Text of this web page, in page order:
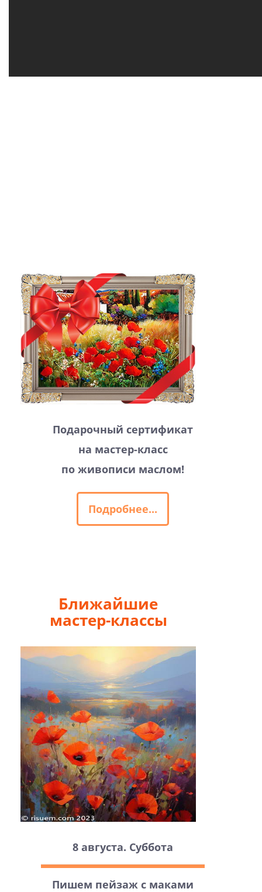
Подарочный сертификат
на мастер-класс
по живописи маслом!
Подробнее...
Ближайшие
мастер-классы
8 августа. Суббота
Пишем пейзаж с маками